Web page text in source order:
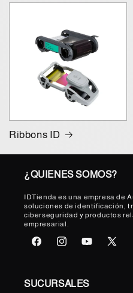
Ribbons ID
¿QUIENES SOMOS?
IDTienda es una empresa de
soluciones de identificación,
ciberseguridad y productos
empresarial.
FacebookInstagramYouTubeX
SUCURSALES